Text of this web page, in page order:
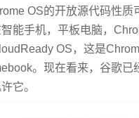
OS的开放源代码性
能手机，平板电脑，
OS，这是
。现在看来，谷歌
它。